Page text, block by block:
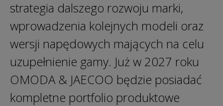
strategia dalszego rozwoju marki,
wprowadzenia kolejnych modeli oraz
wersji napędowych mających na celu
uzupełnienie gamy. Już w 2027 roku
OMODA & JAECOO będzie posiadać
kompletne portfolio produktowe